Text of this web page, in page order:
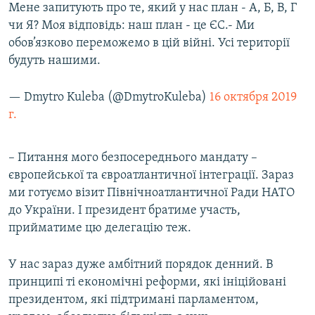
Мене запитують про те, який у нас план - А, Б, В, Г
чи Я? Моя відповідь: наш план - це ЄС.- Ми
обов’язково переможемо в цій війні. Усі території
будуть нашими.
— Dmytro Kuleba (@DmytroKuleba) 16 октября 2019
г.
– Питання мого безпосереднього мандату –
європейської та євроатлантичної інтеграції. Зараз
ми готуємо візит Північноатлантичної Ради НАТО
до України. І президент братиме участь,
прийматиме цю делегацію теж.
У нас зараз дуже амбітний порядок денний. В
принципі ті економічні реформи, які ініційовані
президентом, які підтримані парламентом,